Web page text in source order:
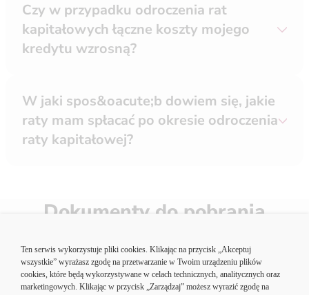
Czy w przypadku odroczenia rat
kapitałowych łączne koszty mojego
kredytu wzrosną?
W jaki spos&oacute;b dowiem się, jakie
raty mam spłacać po okresie odroczenia
raty kapitałowej?
Dokumenty do pobrania